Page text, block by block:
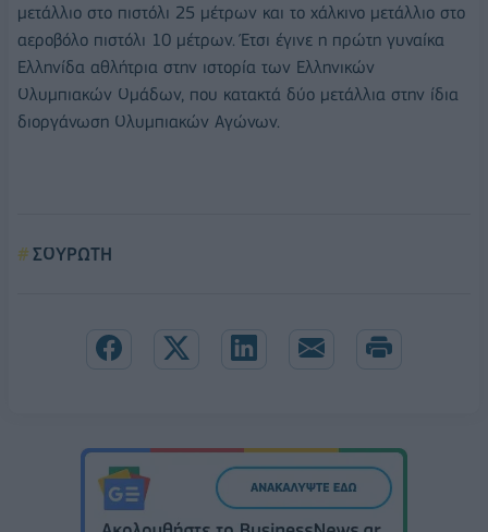
μετάλλιο στο πιστόλι 25 μέτρων και το χάλκινο μετάλλιο στο
αεροβόλο πιστόλι 10 μέτρων. Έτσι έγινε η πρώτη γυναίκα
Ελληνίδα αθλήτρια στην ιστορία των Ελληνικών
Ολυμπιακών Ομάδων, που κατακτά δύο μετάλλια στην ίδια
διοργάνωση Ολυμπιακών Αγώνων.
ΣΟΥΡΩΤΗ